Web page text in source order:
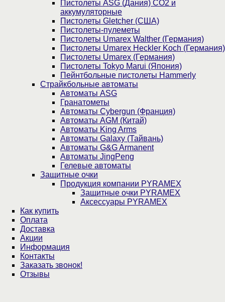
Пистолеты ASG (Дания) CO2 и
аккумуляторные
Пистолеты Gletcher (США)
Пистолеты-пулеметы
Пистолеты Umarex Walther (Германия)
Пистолеты Umarex Heckler Koch (Германия)
Пистолеты Umarex (Германия)
Пистолеты Tokyo Marui (Япония)
Пейнтбольные пистолеты Hammerly
Страйкбольные автоматы
Автоматы ASG
Гранатометы
Автоматы Cybergun (Франция)
Автоматы AGM (Китай)
Автоматы King Arms
Автоматы Galaxy (Тайвань)
Автоматы G&G Armanent
Автоматы JingPeng
Гелевые автоматы
Защитные очки
Продукция компании PYRAMEX
Защитные очки PYRAMEX
Аксессуары PYRAMEX
Как купить
Оплата
Доставка
Акции
Информация
Контакты
Заказать звонок!
Отзывы